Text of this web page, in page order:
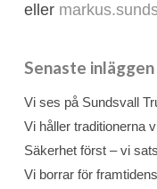
eller
Senaste inläggen
Vi ses på Sundsvall
Vi håller traditionerna
Säkerhet först – vi
Vi borrar för